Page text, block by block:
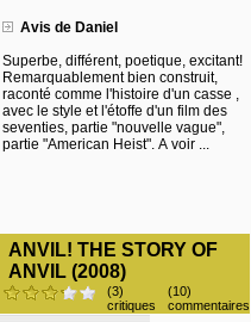
Avis de Daniel
Superbe, différent, poetique, excitant!
Remarquablement bien construit,
raconté comme l'histoire d'un casse ,
avec le style et l'étoffe d'un film des
seventies, partie "nouvelle vague",
partie "American Heist". A voir ...
ANVIL! THE STORY OF
ANVIL (2008)
(3)
critiques
(10)
commentaires